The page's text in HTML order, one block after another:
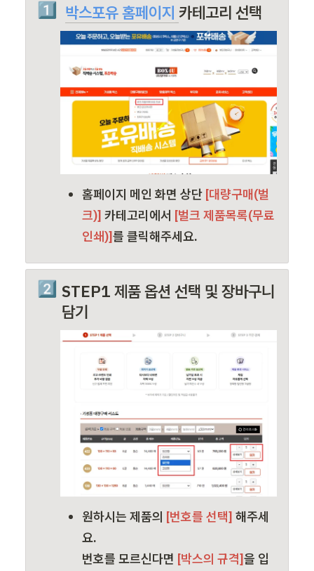
1️⃣ 박스포유 홈페이지 카테고리 선택
홈페이지 메인 화면 상단 [대량구매(벌
크)] 카테고리에서 [벌크 제품목록(무료
인쇄)]를 클릭해주세요.
2️⃣ STEP1 제품 옵션 선택 및 장바구니
담기
원하시는 제품의 [번호를 선택] 해주세
요.
번호를 모르신다면 [박스의 규격]을 입